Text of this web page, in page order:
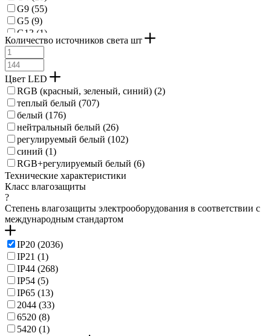
G9 (55)
G5 (9)
G13 (1)
2GX13 (5)
Количество источников света шт
Цвет LED
RGB (красный, зеленый, синий) (2)
теплый белый (707)
белый (176)
нейтральный белый (26)
регулируемый белый (102)
синий (1)
RGB+регулируемый белый (6)
Технические характеристики
Класс влагозащиты
?
Степень влагозащиты электрооборудования в соответствии с
международным стандартом
IP20 (2036)
IP21 (1)
IP44 (268)
IP54 (5)
IP65 (13)
2044 (33)
6520 (8)
5420 (1)